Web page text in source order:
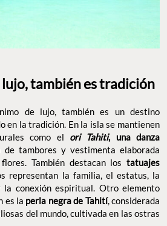
lujo, también es tradición
de lujo, también es un destino
en la tradición. En la isla se mantienen
como el ori Tahiti, una danza
de tambores y vestimenta elaborada
También destacan los tatuajes
representan la familia, el estatus, la
la conexión espiritual. Otro elemento
es la perla negra de Tahití, considerada
del mundo, cultivada en las ostras